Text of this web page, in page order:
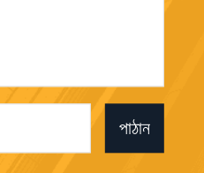
পাঠান